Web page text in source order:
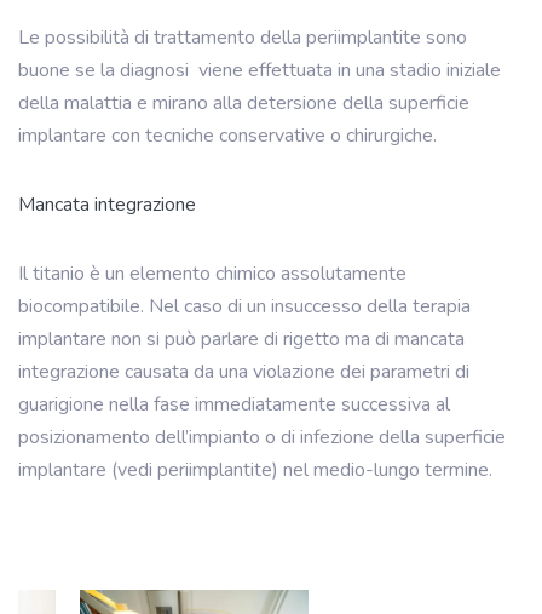
Le possibilità di trattamento della periimplantite sono
buone se la diagnosi viene effettuata in una stadio iniziale
della malattia e mirano alla detersione della superficie
implantare con tecniche conservative o chirurgiche.
Mancata integrazione
Il titanio è un elemento chimico assolutamente
biocompatibile. Nel caso di un insuccesso della terapia
implantare non si può parlare di rigetto ma di mancata
integrazione causata da una violazione dei parametri di
guarigione nella fase immediatamente successiva al
posizionamento dell’impianto o di infezione della superficie
implantare (vedi periimplantite) nel medio-lungo termine.